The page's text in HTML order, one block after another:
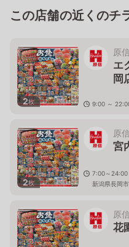
この店舗の近くのチ
2枚
原
エ
岡
9:00 ～
2枚
原
宮
7:00～24:00
新潟県長岡
原
花